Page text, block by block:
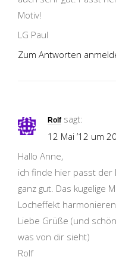
Motiv!
LG Paul
Zum Antworten
Rolf sagt:
12 Mai ’12 um
Hallo Anne,
ich finde hier passt der
ganz gut. Das kugelige
Locheffekt
Liebe Grüße (und
was von dir sieht)
Rolf